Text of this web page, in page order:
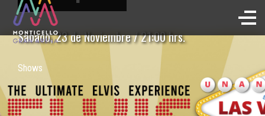
Sábado, 23 de Noviembre / 21:00 hrs.
Shows